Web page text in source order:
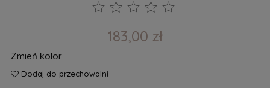
183,00 zł
Zmień kolor
Dodaj do przechowalni